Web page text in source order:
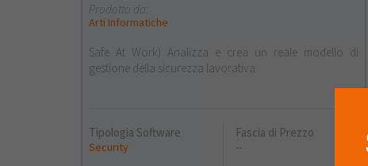
Prodotto da:
Arti Informatiche
Safe At Work) Analizza e crea un reale modello di
gestione della sicurezza lavorativa
Tipologia Software
Security
Fascia di Prezzo
--